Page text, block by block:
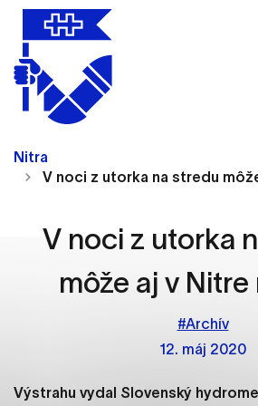
Nitra
V noci z utorka na stredu
V noci z utorka
môže aj v
12. máj 2020
#Archív
Výstrahu vydal Slovenský
Nastavenie cookies
stránky môžu ukladať informácie
preferenciách. Používajú sa
okne.
Vyberte úroveň cookies,
Technické súbory cookie sú pre
uplatniteľnými tým, že umožňujú